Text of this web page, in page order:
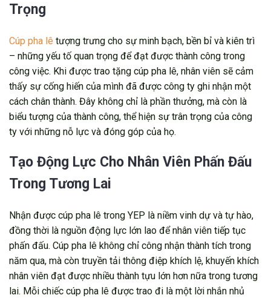
Trọng
Cúp pha lê tượng trưng cho sự minh bạch, bền bỉ và kiên trì
– những yếu tố quan trọng để đạt được thành công trong
công việc. Khi được trao tặng cúp pha lê, nhân viên sẽ cảm
thấy sự cống hiến của mình đã được công ty ghi nhận một
cách chân thành. Đây không chỉ là phần thưởng, mà còn là
biểu tượng của thành công, thể hiện sự trân trọng của công
ty với những nỗ lực và đóng góp của họ.
Tạo Động Lực Cho Nhân Viên Phấn Đấu
Trong Tương Lai
Nhận được cúp pha lê trong YEP là niềm vinh dự và tự hào,
đồng thời là nguồn động lực lớn lao để nhân viên tiếp tục
phấn đấu. Cúp pha lê không chỉ công nhận thành tích trong
năm qua, mà còn truyền tải thông điệp khích lệ, khuyến khích
nhân viên đạt được nhiều thành tựu lớn hơn nữa trong tương
lai. Mỗi chiếc cúp pha lê được trao đi là một lời nhắn nhủ